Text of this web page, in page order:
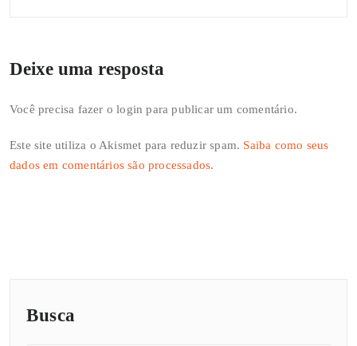
Deixe uma resposta
Você precisa fazer ologin para publicar um comentário.
Este site utiliza o Akismet para reduzir spam. Saiba como seus
dados em comentários são processados.
Busca